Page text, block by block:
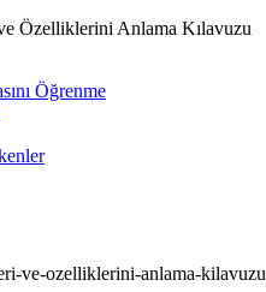
Özelliklerini Anlama Kılavuzu
Öğrenme
ve-ozelliklerini-anlama-kilavuzu